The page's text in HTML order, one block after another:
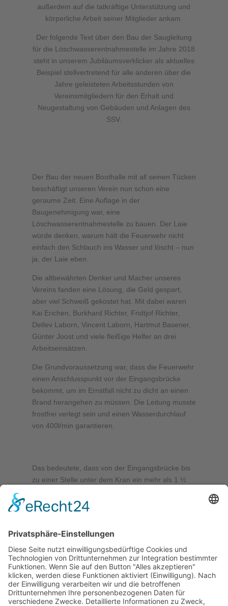
außerdem auf die tatkräftige Unterstützung und
körperliche Arbeit seiner Mitglieder ankam.
Der folgende Text über den Bau der Saugleitung
für die Löschwasserentnahmestelle im Jahre 2018
steht in unserem Jubiläumsverklicker als aktuelles
Beispiel stellvertretend für alle anderen über die
Jahre geleisteten Arbeitsstunden von
Vereinsmitgliedern für den Erhalt und
Neugestaltung von Gebäuden und Anlagen des
SSV.
Der Bau der neuen Boothalle mit all seinen Tücken
beschäftigt unseren Verein nun schon eine
geraume Zeit. Eine Auflage in der
Baugenehmigung war, eine
Löschwasserentnahmestelle zu bauen. Der Laie
würde denken, warum hält die Feuerwehr nicht
einfach den Schlauch ins Wasser und löscht – nun
ja, der Laie eben.
Die altbewährten Denker und Macher unseres
Vereins fanden eine Lösung, die Geld gespart,
aber viel Schweiß gekostet hat. Mit dabei waren
Kai Erichen, Burkhard Richter, Fridtjof Richter,
Detlev Laborn, Vincent Laborn, Hartmut Basener,
Günter Joost und viele fleißige Helfer an drei
Arbeitseinsätzen.
Die Grundvoraussetzung war, dass die Feuerwehr
einen Anschlusspunkt vor der Eingangsbrücke
bekommt, um im Ernstfall nicht zu dicht an einen
Brand herangehen zu müssen. Die Leitung musste
frostfrei verlegt sein und einen Wasserdurchlauf
von 400l/min garantieren.
Das bedeutete, dass von der Eingangsbrücke bis
zu einer Stelle unter dem Kran ein mehr als 1 ½
Die Beteiligten, alle Tiefbaulaien, waren von dem
resultierenden Problemen überrascht. Die Bilder
belegen eindrucksvoll, unter welchen erschwerten
Bedingungen die Arbeiten ausgeführt werden
mussten:
Vincent Laborn in der Wathose bis zur Brust im
modrigen Graben. Er war übrigens das einzig